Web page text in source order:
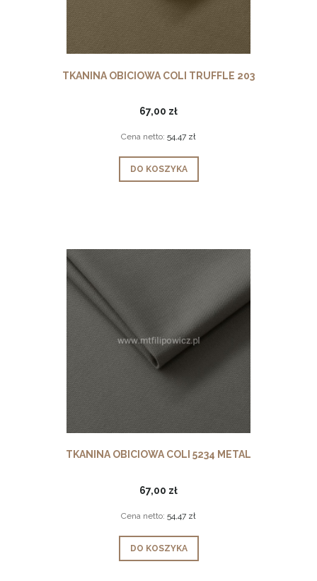
TKANINA OBICIOWA COLI TRUFFLE 203
67,00 zł
Cena netto: 54,47 zł
DO KOSZYKA
TKANINA OBICIOWA COLI 5234 METAL
67,00 zł
Cena netto: 54,47 zł
DO KOSZYKA